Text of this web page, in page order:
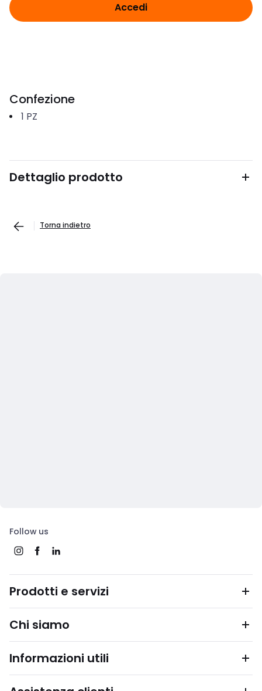
Accedi
Confezione
1 PZ
Dettaglio prodotto
Torna indietro
Follow us
Prodotti e servizi
Chi siamo
Informazioni utili